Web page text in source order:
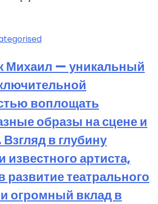
Михаил — уникальный
воплощать
образы на сцене и
в глубину
известного артиста,
развитие театрального
и огромный вклад в